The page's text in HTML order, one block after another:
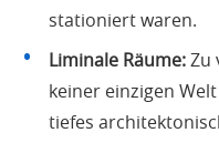
stationiert waren.
Liminale Räume: Zu
keiner einzigen
tiefes